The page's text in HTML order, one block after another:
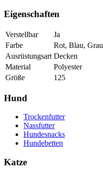
Eigenschaften
Verstellbar
Ja
Farbe
Rot, Blau, Grau
Ausrüstungsart Decken
Material
Polyester
Größe
125
Hund
Trockenfutter
Nassfutter
Hundesnacks
Hundebetten
Katze